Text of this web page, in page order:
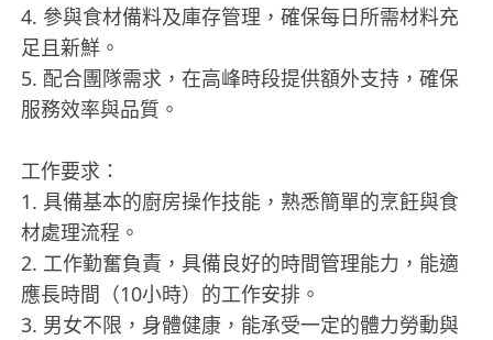
4. 參與食材備料及庫存管理，確保每日所需材料充
足且新鮮。
5. 配合團隊需求，在高峰時段提供額外支持，確保
服務效率與品質。
工作要求：
1. 具備基本的廚房操作技能，熟悉簡單的烹飪與食
材處理流程。
2. 工作勤奮負責，具備良好的時間管理能力，能適
應長時間（10小時）的工作安排。
3. 男女不限，身體健康，能承受一定的體力勞動與